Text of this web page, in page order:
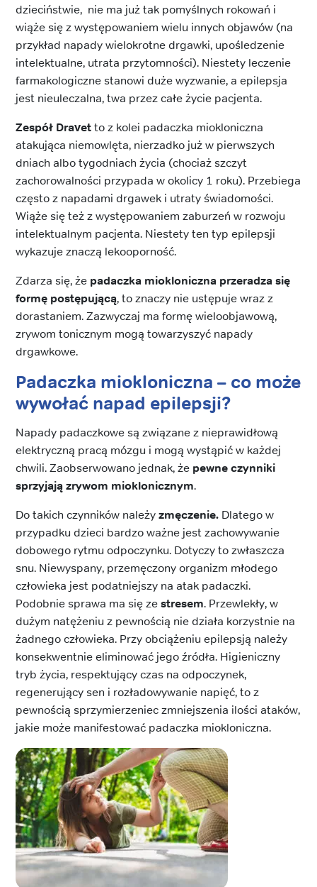
dzieciństwie, nie ma już tak pomyślnych rokowań i
wiąże się z występowaniem wielu innych objawów (na
przykład napady wielokrotne drgawki, upośledzenie
intelektualne, utrata przytomności). Niestety leczenie
farmakologiczne stanowi duże wyzwanie, a epilepsja
jest nieuleczalna, twa przez całe życie pacjenta.
Zespół Dravetto z kolei padaczka miokloniczna
atakująca niemowlęta, nierzadko już w pierwszych
dniach albo tygodniach życia (chociaż szczyt
zachorowalności przypada w okolicy 1 roku). Przebiega
często z napadami drgawek i utraty świadomości.
Wiąże się też z występowaniem zaburzeń w rozwoju
intelektualnym pacjenta. Niestety ten typ epilepsji
wykazuje znaczą lekooporność.
Zdarza się, że padaczka miokloniczna przeradza się
formę postępującą, to znaczy nie ustępuje wraz z
dorastaniem. Zazwyczaj ma formę wieloobjawową,
zrywom tonicznym mogą towarzyszyć napady
drgawkowe.
Padaczka miokloniczna – co może
wywołać napad epilepsji?
Napady padaczkowe są związane z nieprawidłową
elektryczną pracą mózgu i mogą wystąpić w każdej
chwili. Zaobserwowano jednak, że pewne czynniki
sprzyjają zrywom mioklonicznym.
Do takich czynników należyzmęczenie. Dlatego w
przypadku dzieci bardzo ważne jest zachowywanie
dobowego rytmu odpoczynku. Dotyczy to zwłaszcza
snu. Niewyspany, przemęczony organizm młodego
człowieka jest podatniejszy na atak padaczki.
Podobnie sprawa ma się zestresem. Przewlekły, w
dużym natężeniu z pewnością nie działa korzystnie na
żadnego człowieka. Przy obciążeniu epilepsją należy
konsekwentnie eliminować jego źródła. Higieniczny
tryb życia, respektujący czas na odpoczynek,
regenerujący sen i rozładowywanie napięć, to z
pewnością sprzymierzeniec zmniejszenia ilości ataków,
jakie może manifestować padaczka miokloniczna.